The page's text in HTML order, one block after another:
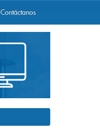
Contáctanos